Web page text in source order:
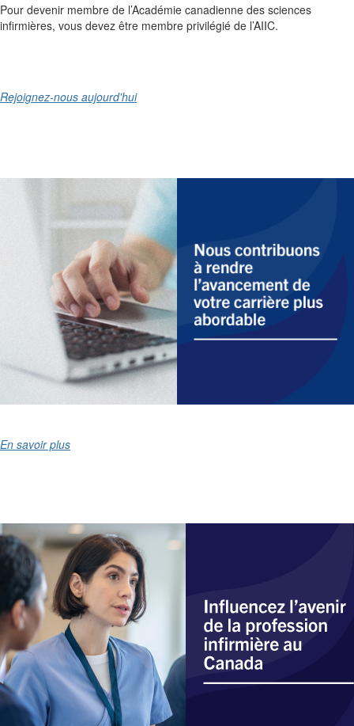
Pour devenir membre de l’Académie canadienne des sciences
infirmières, vous devez être membre privilégié de l’AIIC.
Rejoignez-nous aujourd'hui
En savoir plus